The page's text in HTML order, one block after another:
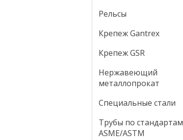
Рельсы
Крепеж Gantrex
Крепеж GSR
Нержавеющий
металлопрокат
Специальные стали
Трубы по стандартам
ASME/ASTM